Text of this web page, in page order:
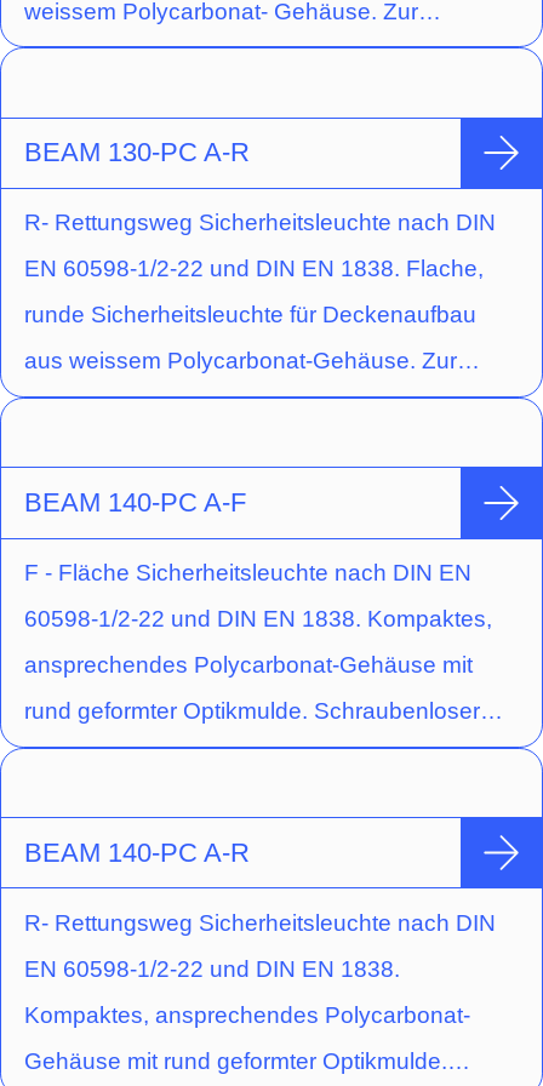
weissem Polycarbonat- Gehäuse. Zur
Senkung der Wartungskosten verfügt die
Leuchtenverschluss mit Einrastmechanismus.
Weiterhin können alle Einbauten in der Leuchte
werkzeuglos getauscht werden. Die Leuchte ist
Flächenausleuchtung ausgestattet.
BEAM 130-PC A-R
R- Rettungsweg Sicherheitsleuchte nach DIN
EN 60598-1/2-22 und DIN EN 1838. Flache,
runde Sicherheitsleuchte für Deckenaufbau
aus weissem Polycarbonat-Gehäuse. Zur
Senkung der Wartungskosten verfügt die
Leuchtenverschluss mit Einrastmechanismus.
Weiterhin können alle Einbauten in der Leuchte
mit einer 3 W Power LED (Schaltungsart:
Bereitschaftsschaltung) und Optik für
Fluchtwegausleuchtung ausgestattet.
BEAM 140-PC A-F
F - Fläche Sicherheitsleuchte nach DIN EN
60598-1/2-22 und DIN EN 1838. Kompaktes,
ansprechendes Polycarbonat-Gehäuse mit
rund geformter Optikmulde. Schraubenloser
Leuchten-Verschluss durch
Deckenaufbaumontage mit einer
Hochleistungs-LED (Schaltungsart:
Bereitschaftsschaltung) und gegossener
kreisförmige Lichtlenkcharakteristik oder
Fluchtwegausleuchtung durch rechteckige
BEAM 140-PC A-R
R- Rettungsweg Sicherheitsleuchte nach DIN
EN 60598-1/2-22 und DIN EN 1838.
Kompaktes, ansprechendes Polycarbonat-
Gehäuse mit rund geformter Optikmulde.